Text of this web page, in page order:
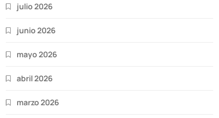
julio 2026
junio 2026
mayo 2026
abril 2026
marzo 2026